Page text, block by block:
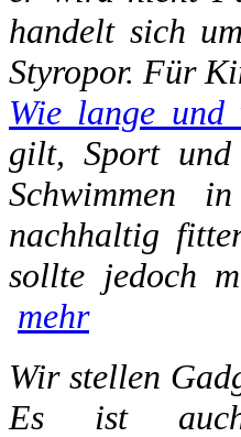
handelt sich
Styropor. Für
Wie lange und
gilt, Sport
Schwimmen
nachhaltig
sollte jedoch
mehr
Wir stellen
Es ist auch